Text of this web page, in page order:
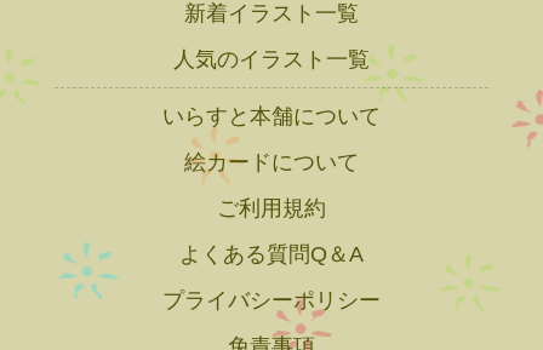
新着イラスト一覧
人気のイラスト一覧
いらすと本舗について
絵カードについて
ご利用規約
よくある質問Q＆A
プライバシーポリシー